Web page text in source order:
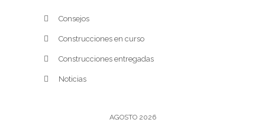
Consejos
Construcciones en curso
Construcciones entregadas
Noticias
AGOSTO 2026